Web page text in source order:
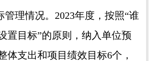
理情况。2023年度，按照“谁
置目标”的原则，纳入单位预
体支出和项目绩效目标6个，